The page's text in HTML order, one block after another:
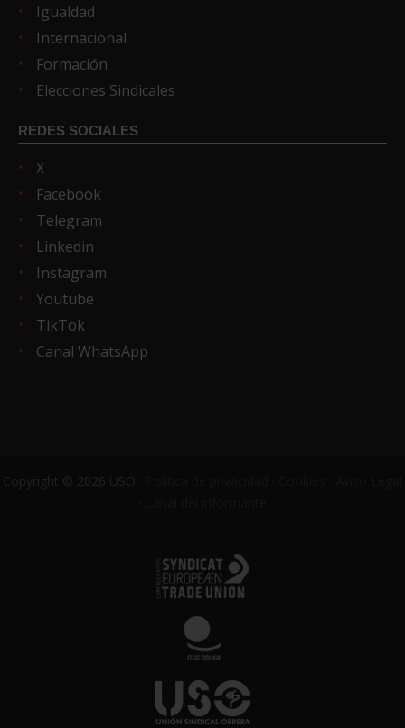
Igualdad
Internacional
Formación
Elecciones Sindicales
REDES SOCIALES
X
Facebook
Telegram
Linkedin
Instagram
Youtube
TikTok
Canal WhatsApp
Copyright © 2026 USO ·